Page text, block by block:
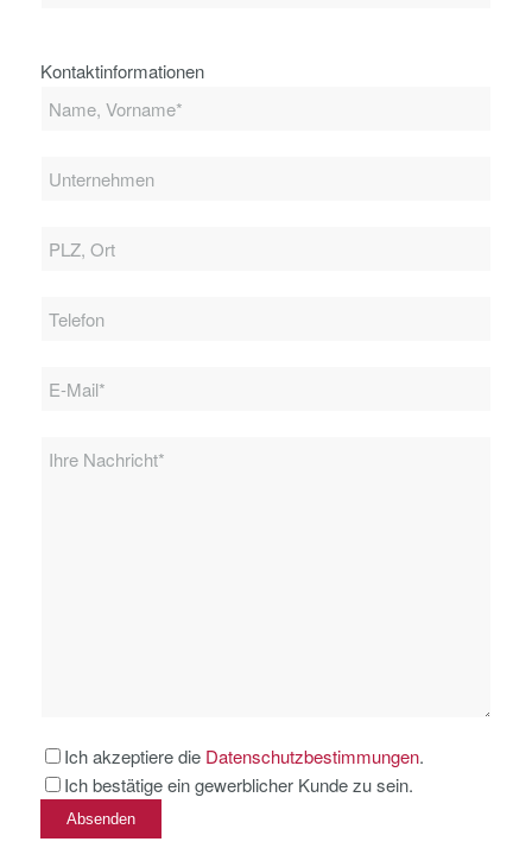
Kontaktinformationen
Ich akzeptiere die Datenschutzbestimmungen.
Ich bestätige ein gewerblicher Kunde zu sein.
Bitte lassen Sie dieses Feld leer